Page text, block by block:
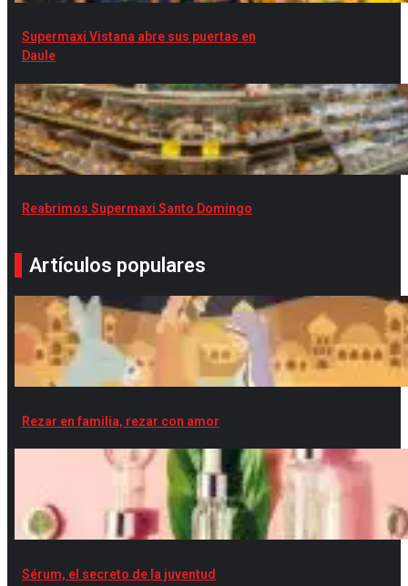
Supermaxi Vistana abre sus puertas en
Daule
Reabrimos Supermaxi Santo Domingo
Artículos populares
Rezar en familia, rezar con amor
Sérum, el secreto de la juventud